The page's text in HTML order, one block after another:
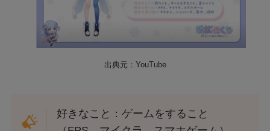
出典元：YouTube
好きなこと：ゲームをすること